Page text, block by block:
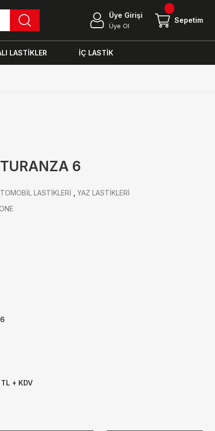
Üye Girişi
Üye Ol
Sepetim
LASTİKLER İÇ LASTİK
6
LASTİKLERİ ,YAZ LASTİKLERİ
+ KDV